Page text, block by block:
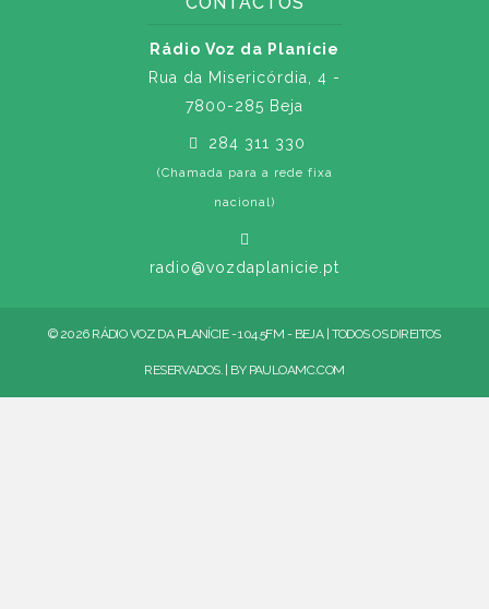
Rádio Voz da Planície
Rua da Misericórdia, 4 -
7800-285 Beja
284 311 330
(Chamada para a rede fixa
nacional)
radio@vozdaplanicie.pt
© 2026 RÁDIO VOZ DA PLANÍCIE - 104.5FM - BEJA | TODOS OS DIREITOS
RESERVADOS. | BY PAULOAMC.COM